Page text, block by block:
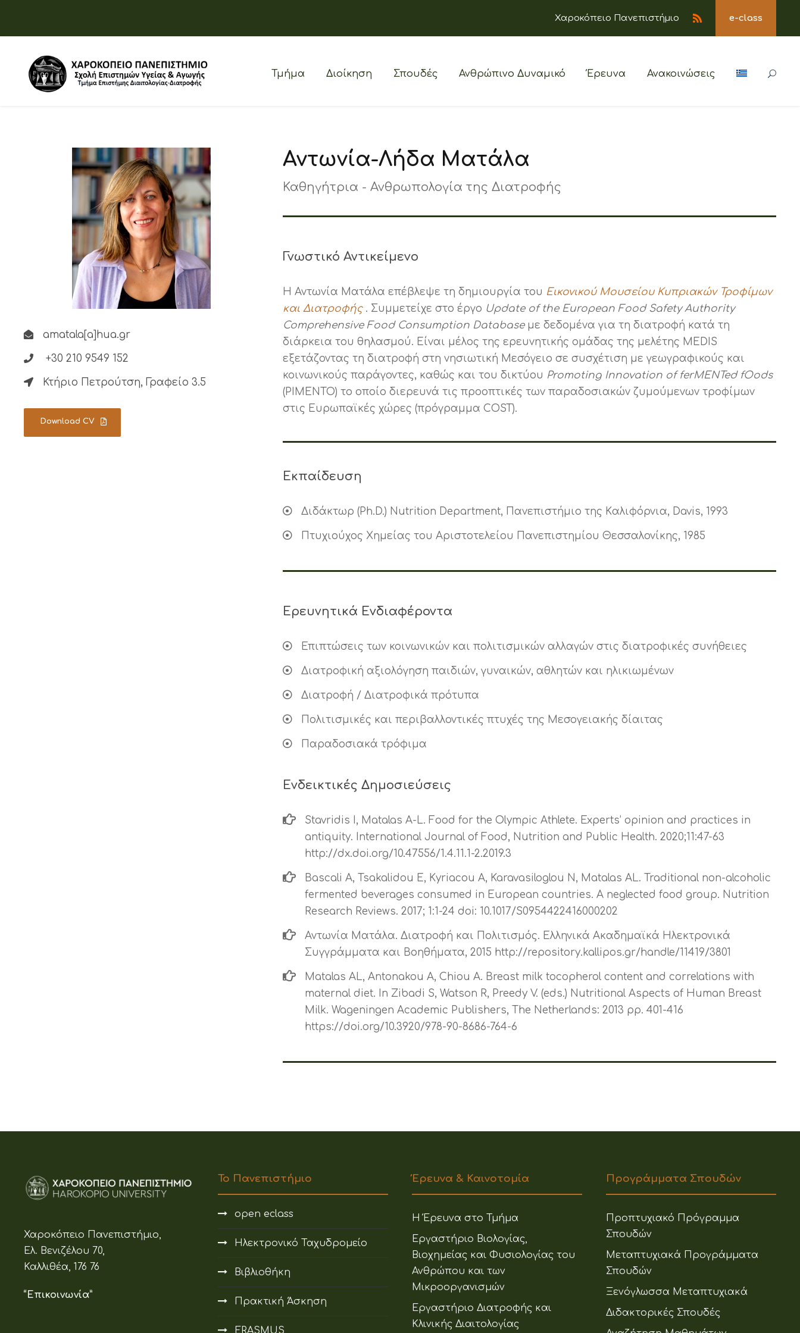
Χαροκόπειο Πανεπιστήμιο e-class
Τμήμα Διοίκηση Σπουδές Ανθρώπινο Δυναμικό Έρευνα Ανακοινώσεις
amatala[a]hua.gr
+30 210 9549 152
Κτήριο Πετρούτση, Γραφείο 3.5
Download CV
Αντωνία-Λήδα Ματάλα
Καθηγήτρια - Ανθρωπολογία της Διατροφής
Γνωστικό Αντικείμενο
Η Αντωνία Ματάλα επέβλεψε τη δημιουργία του Εικονικού Μουσείου Κυπριακών Τροφίμων
και Διατροφής . Συμμετείχε στο έργο Update of the European Food Safety Authority
Comprehensive Food Consumption Databaseμε δεδομένα για τη διατροφή κατά τη
διάρκεια του θηλασμού. Είναι μέλος της ερευνητικής ομάδας της μελέτης ΜΕDIS
εξετάζοντας τη διατροφή στη νησιωτική Μεσόγειο σε συσχέτιση με γεωγραφικούς και
κοινωνικούς παράγοντες, καθώς και του δικτύου Promoting Innovation of ferMENTed fOods
(PIMENTO) το οποίο διερευνά τις προοπτικές των παραδοσιακών ζυμούμενων τροφίμων
στις Ευρωπαϊκές χώρες (πρόγραμμα COST).
Εκπαίδευση
Διδάκτωρ (Ph.D.) Nutrition Department, Πανεπιστήμιο της Kαλιφόρνια, Davis, 1993
Πτυχιούχος Xημείας του Aριστοτελείου Πανεπιστημίου Θεσσαλονίκης, 1985
Ερευνητικά Ενδιαφέροντα
Επιπτώσεις των κοινωνικών και πολιτισμικών αλλαγών στις διατροφικές συνήθειες
Διατροφική αξιολόγηση παιδιών, γυναικών, αθλητών και ηλικιωμένων
Διατροφή / Διατροφικά πρότυπα
Πολιτισμικές και περιβαλλοντικές πτυχές της Μεσογειακής δίαιτας
Παραδοσιακά τρόφιμα
Ενδεικτικές Δημοσιεύσεις
Stavridis I, Matalas A-L. Food for the Olympic Athlete. Experts’ opinion and practices in
antiquity. International Journal of Food, Nutrition and Public Health. 2020;11:47-63
http://dx.doi.org/10.47556/1.4.11.1-2.2019.3
Bascali A, Tsakalidou E, Kyriacou A, Karavasiloglou N, Matalas AL. Traditional non-alcoholic
fermented beverages consumed in European countries. A neglected food group. Nutrition
Research Reviews. 2017; 1:1-24 doi: 10.1017/S0954422416000202
Αντωνία Ματάλα. Διατροφή και Πολιτισμός. Ελληνικά Ακαδημαϊκά Ηλεκτρονικά
Συγγράμματα και Βοηθήματα, 2015 http://repository.kallipos.gr/handle/11419/3801
Matalas AL, Antonakou A, Chiou A. Breast milk tocopherol content and correlations with
maternal diet. In Zibadi S, Watson R, Preedy V. (eds.) Nutritional Aspects of Human Breast
Milk. Wageningen Academic Publishers, The Netherlands: 2013 pp. 401-416
https://doi.org/10.3920/978-90-8686-764-6
Χαροκόπειο Πανεπιστήμιο,
Ελ. Βενιζέλου 70,
Καλλιθέα, 176 76
“Επικοινωνία”
Το Πανεπιστήμιο
open eclass
Ηλεκτρονικό Ταχυδρομείο
Βιβλιοθήκη
Πρακτική Άσκηση
ERASMUS
Έρευνα & Καινοτομία
Η Έρευνα στο Τμήμα
Εργαστήριο Βιολογίας,
Βιοχημείας και Φυσιολογίας του
Ανθρώπου και των
Μικροοργανισμών
Εργαστήριο Διατροφής και
Κλινικής Διαιτολογίας
Προγράμματα Σπουδών
Προπτυχιακό Πρόγραμμα
Σπουδών
Μεταπτυχιακά Προγράμματα
Σπουδών
Ξενόγλωσσα Μεταπτυχιακά
Διδακτορικές Σπουδές